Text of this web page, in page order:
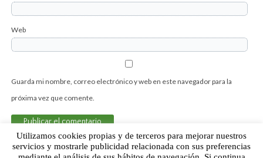
Web
Guarda mi nombre, correo electrónico y web en este navegador para la
próxima vez que comente.
Utilizamos cookies propias y de terceros para mejorar nuestros
servicios y mostrarle publicidad relacionada con sus preferencias